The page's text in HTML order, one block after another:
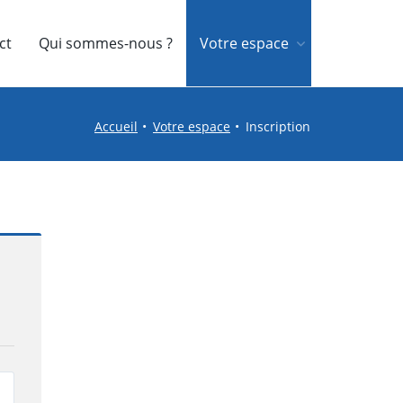
Qui sommes-nous ? Votre espace
Accueil Votre espace Inscription